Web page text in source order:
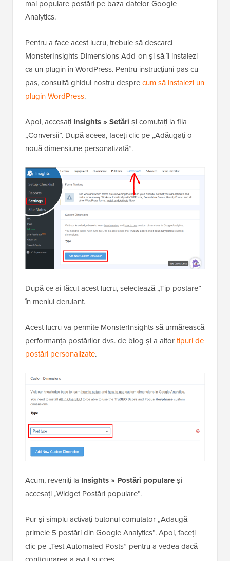
mai populare postări pe baza datelor Google
Analytics.
Pentru a face acest lucru, trebuie să descarci
MonsterInsights Dimensions Add-on și să îl instalezi
ca un plugin în WordPress. Pentru instrucțiuni pas cu
pas, consultă ghidul nostru desprecum să instalezi un
plugin WordPress.
Apoi, accesați Insights »Setări și comutați la fila
„Conversii”. După aceea, faceți clic pe „Adăugați o
nouă dimensiune personalizată”.
După ce ai făcut acest lucru, selectează „Tip postare”
în meniul derulant.
Acest lucru va permite MonsterInsights să urmărească
performanța postărilor dvs. de blog și a altortipuri de
postări personalizate.
Acum, reveniți la Insights » Postări populareși
accesați „Widget Postări populare”.
Pur și simplu activați butonul comutator „Adaugă
primele 5 postări din Google Analytics”. Apoi, faceți
clic pe „Test Automated Posts” pentru a vedea dacă